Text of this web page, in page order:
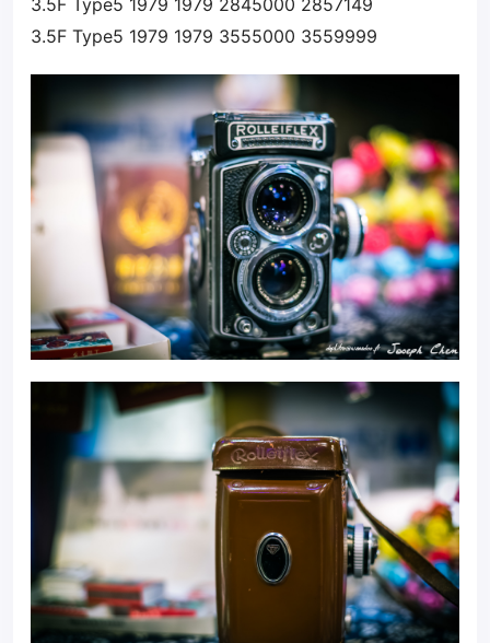
3.5F Type5 1979 1979 2845000 2857149
3.5F Type5 1979 1979 3555000 3559999